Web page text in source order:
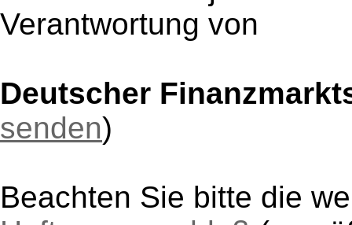
Verantwortung von
Deutscher
senden)
Beachten Sie bitte die